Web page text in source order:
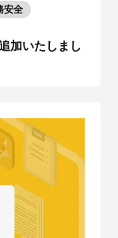
安全
加いたしまし